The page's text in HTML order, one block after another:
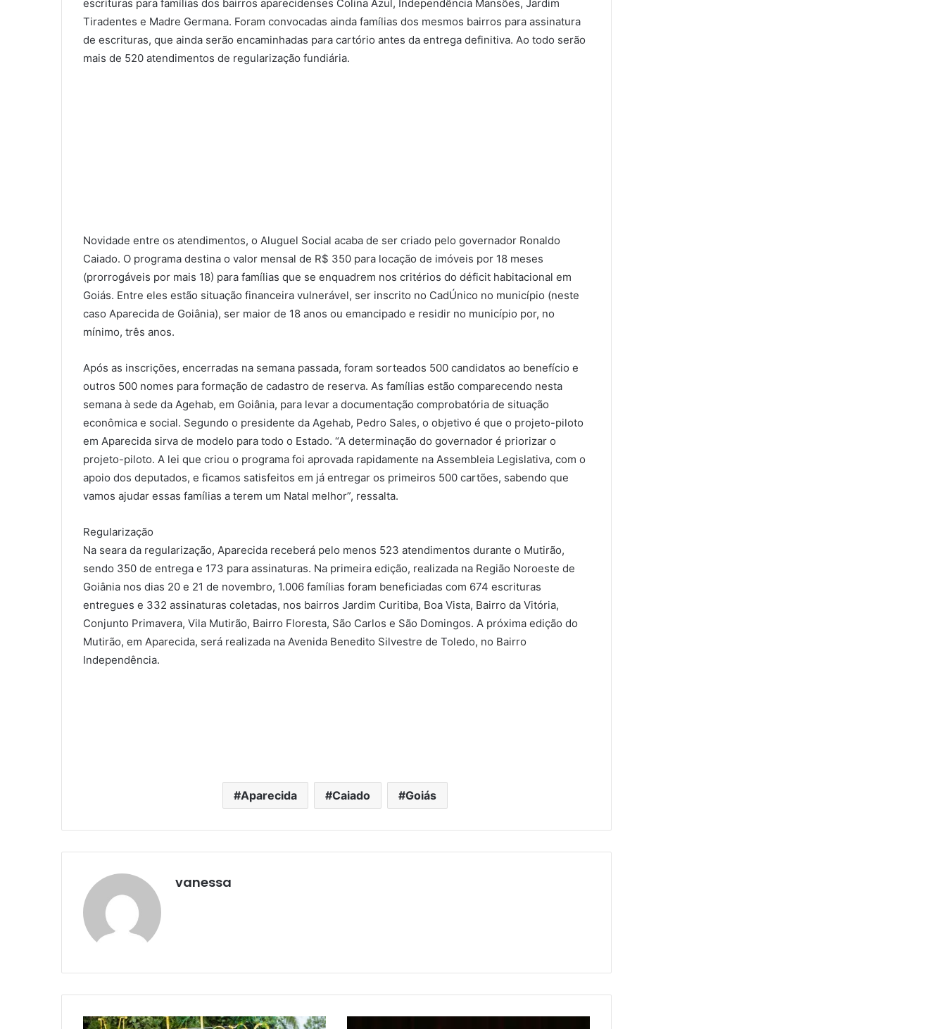
escrituras para famílias dos bairros aparecidenses Colina Azul, Independência Mansões, Jardim
Tiradentes e Madre Germana. Foram convocadas ainda famílias dos mesmos bairros para assinatura
de escrituras, que ainda serão encaminhadas para cartório antes da entrega definitiva. Ao todo serão
mais de 520 atendimentos de regularização fundiária.
Novidade entre os atendimentos, o Aluguel Social acaba de ser criado pelo governador Ronaldo
Caiado. O programa destina o valor mensal de R$ 350 para locação de imóveis por 18 meses
(prorrogáveis por mais 18) para famílias que se enquadrem nos critérios do déficit habitacional em
Goiás. Entre eles estão situação financeira vulnerável, ser inscrito no CadÚnico no município (neste
caso Aparecida de Goiânia), ser maior de 18 anos ou emancipado e residir no município por, no
mínimo, três anos.
Após as inscrições, encerradas na semana passada, foram sorteados 500 candidatos ao benefício e
outros 500 nomes para formação de cadastro de reserva. As famílias estão comparecendo nesta
semana à sede da Agehab, em Goiânia, para levar a documentação comprobatória de situação
econômica e social. Segundo o presidente da Agehab, Pedro Sales, o objetivo é que o projeto-piloto
em Aparecida sirva de modelo para todo o Estado. “A determinação do governador é priorizar o
projeto-piloto. A lei que criou o programa foi aprovada rapidamente na Assembleia Legislativa, com o
apoio dos deputados, e ficamos satisfeitos em já entregar os primeiros 500 cartões, sabendo que
vamos ajudar essas famílias a terem um Natal melhor”, ressalta.
Regularização
Na seara da regularização, Aparecida receberá pelo menos 523 atendimentos durante o Mutirão,
sendo 350 de entrega e 173 para assinaturas. Na primeira edição, realizada na Região Noroeste de
Goiânia nos dias 20 e 21 de novembro, 1.006 famílias foram beneficiadas com 674 escrituras
entregues e 332 assinaturas coletadas, nos bairros Jardim Curitiba, Boa Vista, Bairro da Vitória,
Conjunto Primavera, Vila Mutirão, Bairro Floresta, São Carlos e São Domingos. A próxima edição do
Mutirão, em Aparecida, será realizada na Avenida Benedito Silvestre de Toledo, no Bairro
Independência.
Aparecida Caiado Goiás
vanessa